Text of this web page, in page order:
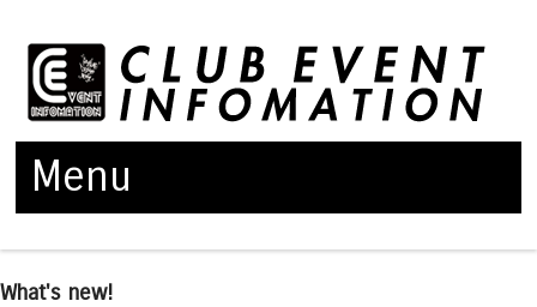
Menu
What's new!